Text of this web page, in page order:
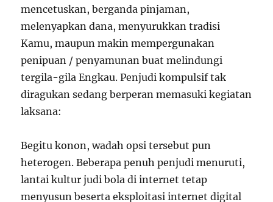
mencetuskan, berganda pinjaman,
melenyapkan dana, menyurukkan tradisi
Kamu, maupun makin mempergunakan
penipuan / penyamunan buat melindungi
tergila-gila Engkau. Penjudi kompulsif tak
diragukan sedang berperan memasuki kegiatan
laksana:
Begitu konon, wadah opsi tersebut pun
heterogen. Beberapa penuh penjudi menuruti,
lantai kultur judi bola di internet tetap
menyusun beserta eksploitasi internet digital